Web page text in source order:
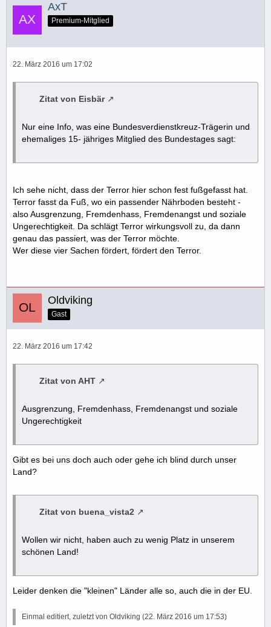
AxT
Premium-Mitglied
22. März 2016 um 17:02
Zitat von Eisbär
Nur eine Info, was eine Bundesverdienstkreuz-Trägerin und
ehemaliges 15- jähriges Mitglied des Bundestages sagt:
Ich sehe nicht, dass der Terror hier schon fest fußgefasst hat.
Terror fasst da Fuß, wo ein passender Nährboden besteht -
also Ausgrenzung, Fremdenhass, Fremdenangst und soziale
Ungerechtigkeit. Da schlägt Terror wirkungsvoll zu, da dann
genau das passiert, was der Terror möchte.
Wer diese vier Sachen fördert, fördert den Terror.
Oldviking
Gast
22. März 2016 um 17:42
Zitat von AHT
Ausgrenzung, Fremdenhass, Fremdenangst und soziale
Ungerechtigkeit
Gibt es bei uns doch auch oder gehe ich blind durch unser
Land?
Zitat von buena_vista2
Wollen wir nicht, haben auch zu wenig Platz in unserem
schönen Land!
Leider denken die "kleinen" Länder alle so, auch die in der EU.
Einmal editiert, zuletzt von Oldviking (22. März 2016 um 17:53)